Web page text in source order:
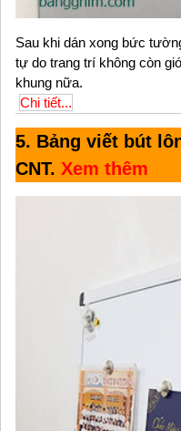
Sau khi dán xong bức
tự do trang trí không còn
khung nữa.
Chi tiết...
5. Bảng viết bút
CNT. Xem thêm